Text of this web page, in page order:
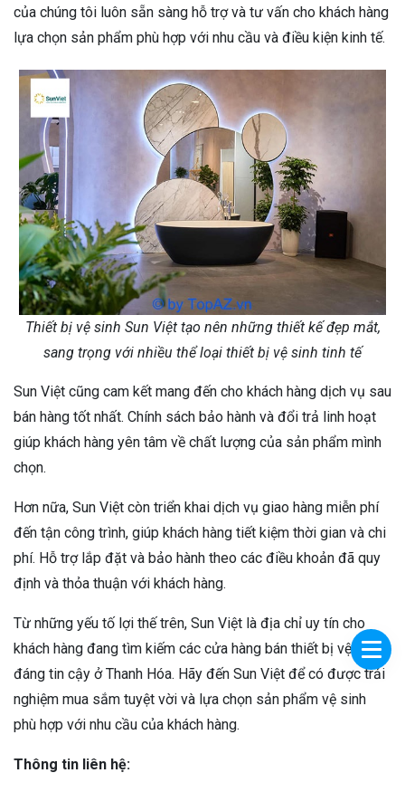
của chúng tôi luôn sẵn sàng hỗ trợ và tư vấn cho khách hàng
lựa chọn sản phẩm phù hợp với nhu cầu và điều kiện kinh tế.
Thiết bị vệ sinh Sun Việt tạo nên những thiết kế đẹp mắt,
sang trọng với nhiều thể loại thiết bị vệ sinh tinh tế
Sun Việt cũng cam kết mang đến cho khách hàng dịch vụ sau
bán hàng tốt nhất. Chính sách bảo hành và đổi trả linh hoạt
giúp khách hàng yên tâm về chất lượng của sản phẩm mình
chọn.
Hơn nữa, Sun Việt còn triển khai dịch vụ giao hàng miễn phí
đến tận công trình, giúp khách hàng tiết kiệm thời gian và chi
phí. Hỗ trợ lắp đặt và bảo hành theo các điều khoản đã quy
định và thỏa thuận với khách hàng.
Từ những yếu tố lợi thế trên, Sun Việt là địa chỉ uy tín cho
khách hàng đang tìm kiếm các cửa hàng bán thiết bị vệ sinh
đáng tin cậy ở Thanh Hóa. Hãy đến Sun Việt để có được trải
nghiệm mua sắm tuyệt vời và lựa chọn sản phẩm vệ sinh
phù hợp với nhu cầu của khách hàng.
Thông tin liên hệ: